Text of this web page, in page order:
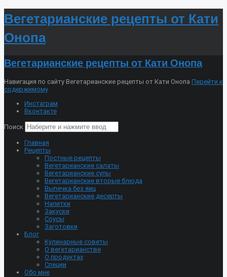
Вегетарианские рецепты от Кати
Онопа
Вегетарианские рецепты от Кати Онопа
Навигация по сайту Вегетарианские рецепты от Кати Онопа Перейти к
содержимому
Инстаграм
Вконтакте
Поиск
Главная
Рецепты
Постные рецепты
Вегетарианские салаты
Вегетарианские супы
Вегетарианские вторые блюда
Выпечка без яиц
Вегетарианские десерты
Напитки
Закуски
Соусы
Заготовки
Блог
Кулинарные советы
О вегетарианстве
О продуктах
Специи
Обо мне